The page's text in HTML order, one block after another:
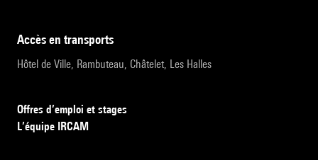
accès en transports
Hôtel de Ville, Rambuteau, Châtelet, Les Halles
Offres d’emploi et stages
L’équipe IRCAM